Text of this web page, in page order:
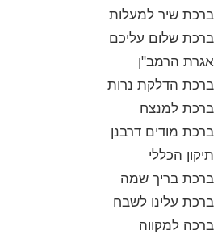
ברכת שיר למעלות
ברכת שלום עליכם
אגרת הרמב"ן
ברכת הדלקת נרות
ברכת למנצח
ברכת מודים דרבנן
תיקון הכללי
ברכת בריך שמה
ברכת עלינו לשבח
ברכה למקווה